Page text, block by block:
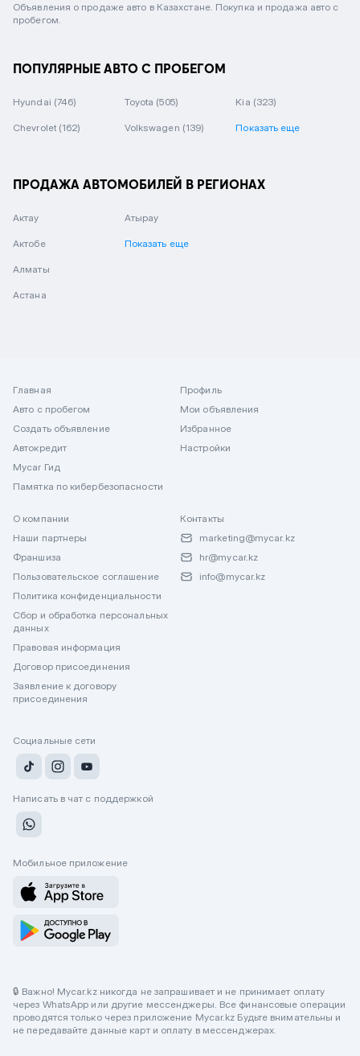
Объявления о продаже авто в Казахстане. Покупка и продажа авто с
пробегом.
ПОПУЛЯРНЫЕ АВТО С ПРОБЕГОМ
Hyundai (746) Toyota (505) Kia (323)
Chevrolet (162) Volkswagen (139) Показать еще
ПРОДАЖА АВТОМОБИЛЕЙ В РЕГИОНАХ
Актау
Актобе
Алматы
Астана
Атырау
Показать еще
Главная
Авто с пробегом
Создать объявление
Автокредит
Mycar Гид
Памятка по кибербезопасности
Профиль
Мои объявления
Избранное
Настройки
О компании
Наши партнеры
Франшиза
Пользовательское соглашение
Политика конфиденциальности
Сбор и обработка персональных
данных
Правовая информация
Договор присоединения
Заявление к договору
присоединения
Контакты
marketing@mycar.kz
hr@mycar.kz
info@mycar.kz
Социальные сети
Написать в чат с поддержкой
Мобильное приложение
🔒 Важно! Mycar.kz никогда не запрашивает и не принимает оплату
через WhatsApp или другие мессенджеры. Все финансовые операции
проводятся только через приложение Mycar.kz Будьте внимательны и
не передавайте данные карт и оплату в мессенджерах.